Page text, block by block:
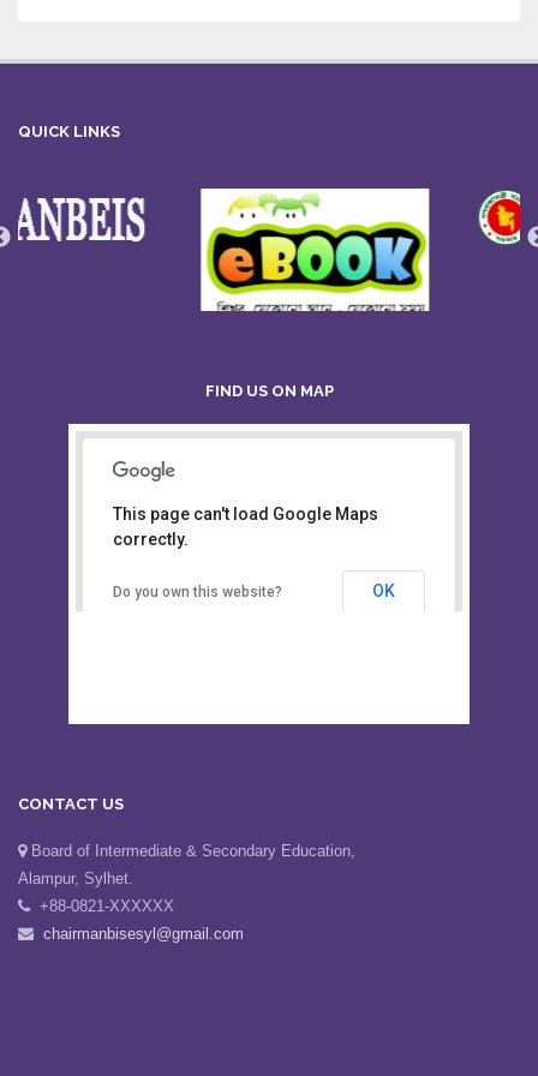
QUICK LINKS
FIND US ON MAP
Secondary Education, Alampur,
Sylhet
This page can't load Google Maps
Board of Intermediate & Secondary Education,
Alampur, Sylhet.
+88-0821-XXXXXX